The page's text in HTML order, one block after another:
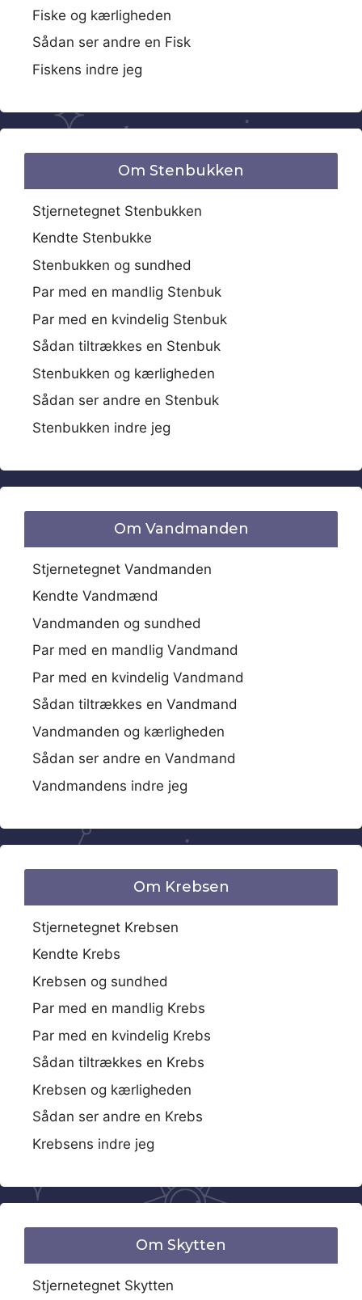
Fiske og kærligheden
Sådan ser andre en Fisk
Fiskens indre jeg
Om Stenbukken
Stjernetegnet Stenbukken
Kendte Stenbukke
Stenbukken og sundhed
Par med en mandlig Stenbuk
Par med en kvindelig Stenbuk
Sådan tiltrækkes en Stenbuk
Stenbukken og kærligheden
Sådan ser andre en Stenbuk
Stenbukken indre jeg
Om Vandmanden
Stjernetegnet Vandmanden
Kendte Vandmænd
Vandmanden og sundhed
Par med en mandlig Vandmand
Par med en kvindelig Vandmand
Sådan tiltrækkes en Vandmand
Vandmanden og kærligheden
Sådan ser andre en Vandmand
Vandmandens indre jeg
Om Krebsen
Stjernetegnet Krebsen
Kendte Krebs
Krebsen og sundhed
Par med en mandlig Krebs
Par med en kvindelig Krebs
Sådan tiltrækkes en Krebs
Krebsen og kærligheden
Sådan ser andre en Krebs
Krebsens indre jeg
Om Skytten
Stjernetegnet Skytten